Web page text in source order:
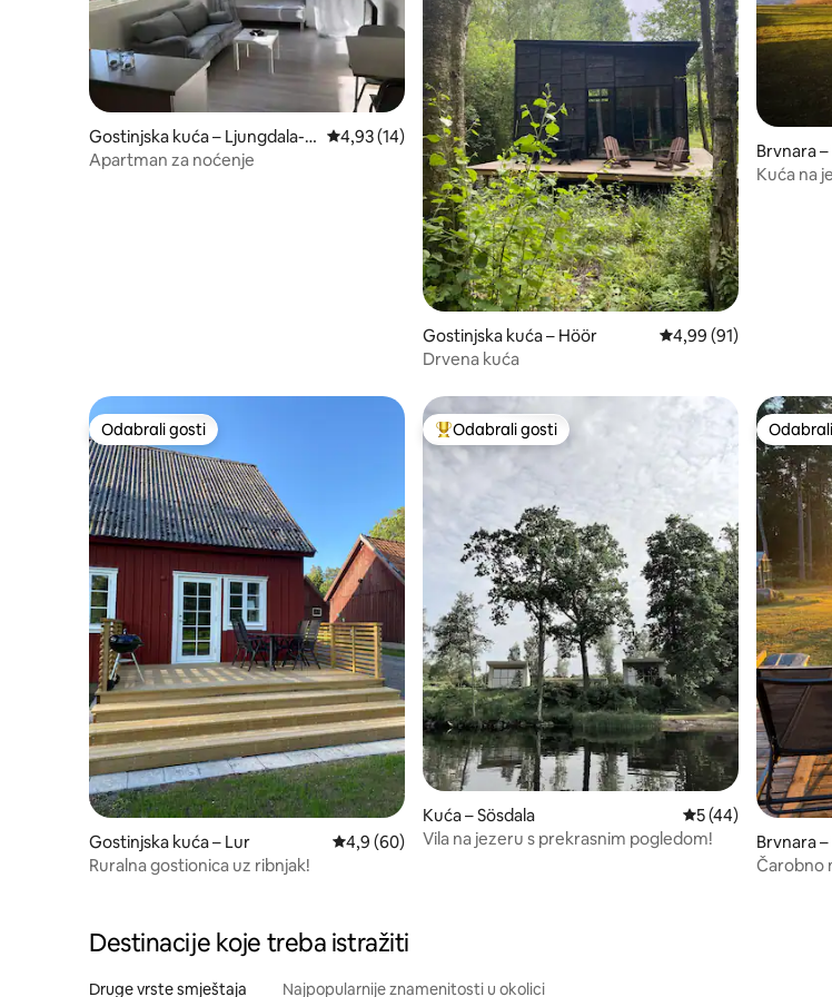
Gostinjska kuća – Ljungdala-L
äreda
Prosječna ocjena: 4,93/5, recenzija: 14
4,93 (14)
Apartman za noćenje
Gostinjska kuća – Höör Prosječna ocjena:
4,99 (91)
Drvena kuća
Brvnara
Kuća na
Odabrali gosti
Odabrali gosti
Gostinjska kuća – Lur Prosječna ocjena: 4,9/5, recenzija: 60
4,9 (60)
Ruralna gostionica uz ribnjak!
Među najviše rangiranima s oznakom „Odabrali gosti”
Odabrali gosti
Kuća – Sösdala Prosječna ocjena:
5 (44)
Vila na jezeru s prekrasnim pogledom!
Brvnara
Čarobno
Destinacije koje treba istražiti
Druge vrste smještaja Najpopularnije znamenitosti u okolici